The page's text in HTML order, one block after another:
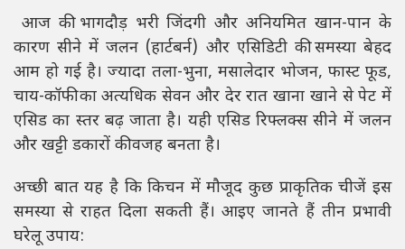
आज की भागदौड़ भरी जिंदगी और अनियमित खान-पान के
कारण सीने में जलन (हार्टबर्न) और एसिडिटी की समस्या बेहद
आम हो गई है। ज्यादा तला-भुना, मसालेदार भोजन, फास्ट फूड,
चाय-कॉफी का अत्यधिक सेवन और देर रात खाना खाने से पेट में
एसिड का स्तर बढ़ जाता है। यही एसिड रिफ्लक्स सीने में जलन
और खट्टी डकारों की वजह बनता है।
अच्छी बात यह है कि किचन में मौजूद कुछ प्राकृतिक चीजें इस
समस्या से राहत दिला सकती हैं। आइए जानते हैं तीन प्रभावी
घरेलू उपाय: